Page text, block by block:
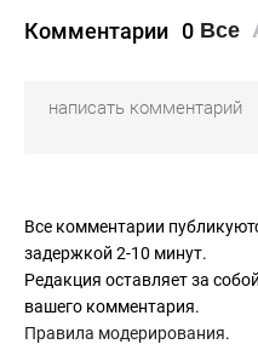
Комментарии 0 Все
Все комментарии
задержкой 2-10 минут.
Редакция оставляет за
вашего комментария.
Правила модерирования.